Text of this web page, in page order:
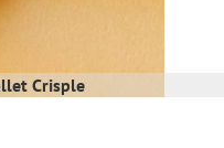
Crisple